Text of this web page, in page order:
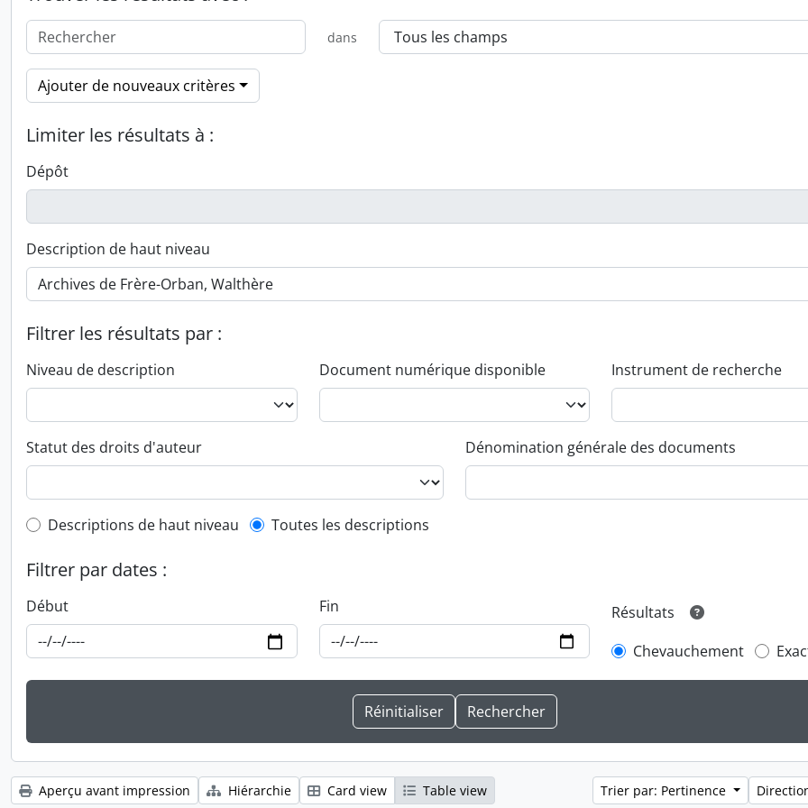
dans
Ajouter de nouveaux critères
Limiter les résultats à :
Dépôt
Description de haut niveau
Filtrer les résultats par :
Niveau de description Document numérique disponible Instrument de recherche
Statut des droits d'auteur Dénomination générale des documents
Top-level description filter
Descriptions de haut niveau Toutes les descriptions
Filtrer par dates :
Début Fin
Résultats
Chevauchement
Aperçu avant impression Hiérarchie Card view Table view Trier par: Pertinence